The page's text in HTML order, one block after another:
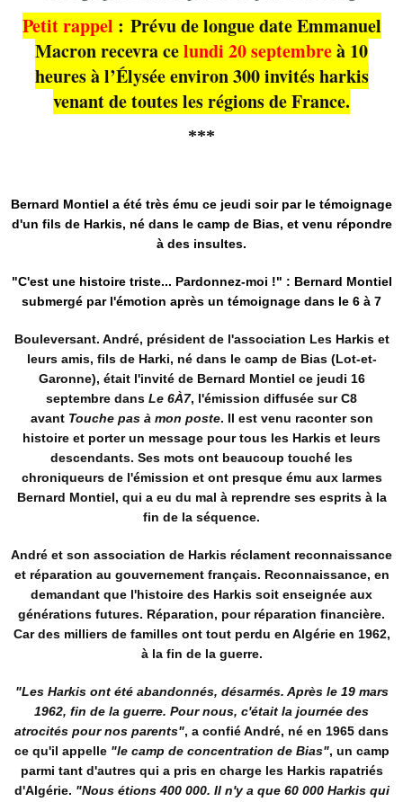
Petit rappel : Prévu de longue date Emmanuel
Macron recevra celundi 20 septembreà 10
heures à l’Élysée environ 300 invités harkis
venant de toutes les régions de France.
***
Bernard Montiel a été très ému ce jeudi soir par le témoignage
d'un fils de Harkis, né dans le camp de Bias, et venu répondre
à des insultes.
"C'est une histoire triste... Pardonnez-moi !" : Bernard Montiel
submergé par l'émotion après un témoignage dans le 6 à 7
Bouleversant. André, président de l'association Les Harkis et
leurs amis, fils de Harki, né dans le camp de Bias (Lot-et-
Garonne), était l'invité de Bernard Montiel ce jeudi 16
septembre dans Le 6À7, l'émission diffusée sur C8
avant Touche pas à mon poste. Il est venu raconter son
histoire et porter un message pour tous les Harkis et leurs
descendants. Ses mots ont beaucoup touché les
chroniqueurs de l'émission et ont presque ému aux larmes
Bernard Montiel, qui a eu du mal à reprendre ses esprits à la
fin de la séquence.
André et son association de Harkis réclament reconnaissance
et réparation au gouvernement français. Reconnaissance, en
demandant que l'histoire des Harkis soit enseignée aux
générations futures. Réparation, pour réparation financière.
Car des milliers de familles ont tout perdu en Algérie en 1962,
à la fin de la guerre.
"Les Harkis ont été abandonnés, désarmés. Après le 19 mars
1962, fin de la guerre. Pour nous, c'était la journée des
atrocités pour nos parents", a confié André, né en 1965 dans
ce qu'il appelle "le camp de concentration de Bias", un camp
parmi tant d'autres qui a pris en charge les Harkis rapatriés
d'Algérie. "Nous étions 400 000. Il n'y a que 60 000 Harkis qui